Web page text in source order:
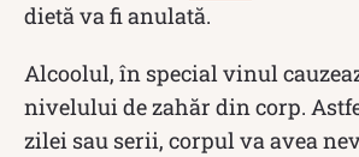
dietă va fi anulată.
Alcoolul, în special vinul
nivelului de zahăr din corp.
zilei sau serii, corpul va avea